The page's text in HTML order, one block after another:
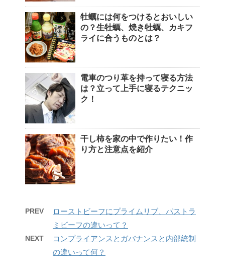
牡蠣には何をつけるとおいしい
の？生牡蠣、焼き牡蠣、カキフ
ライに合うものとは？
電車のつり革を持って寝る方法
は？立って上手に寝るテクニッ
ク！
干し柿を家の中で作りたい！作
り方と注意点を紹介
PREV
ローストビーフにプライムリブ、パストラ
ミビーフの違いって？
NEXT
コンプライアンスとガバナンスと内部統制
の違いって何？